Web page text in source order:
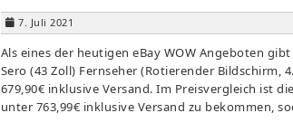
7. Juli 2021
Als eines der heutigen eBay WOW Angeboten gibt
Sero (43 Zoll) Fernseher (Rotierender Bildschirm,
679,90€ inklusive Versand. Im Preisvergleich ist
unter 763,99€ inklusive Versand zu bekommen,